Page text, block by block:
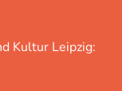
Kultur Leipzig: